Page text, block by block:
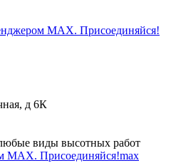
д 6К
виды высотных работ
max